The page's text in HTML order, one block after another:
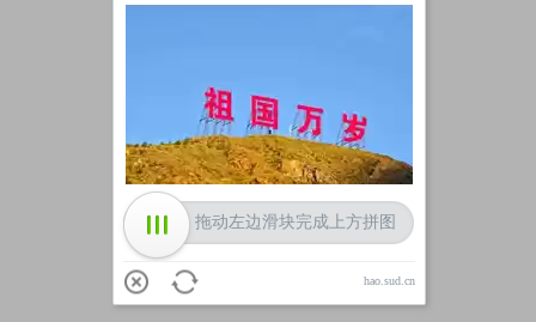
拖动左边滑块完成上方拼图
hao.sud.cn